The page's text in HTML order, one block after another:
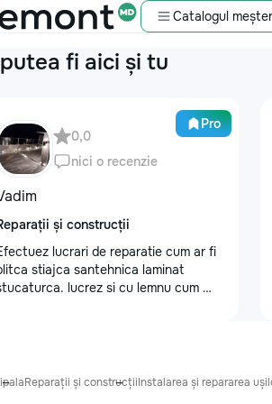
Catalogul
fi aici și tu
Pro
0,0
nici o recenzie
și construcții
lucrari de reparatie cum ar fi
stiajca santehnica laminat
lucrez si cu lemnu cum ar
Reparații și construcțiiInstalarea și repararea